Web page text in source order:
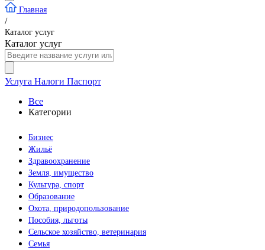
Главная
/
Каталог услуг
Каталог услуг
Услуга Налоги Паспорт
Все
Категории
Бизнес
Жильё
Здравоохранение
Земля, имущество
Культура, спорт
Образование
Охота, природопользование
Пособия, льготы
Сельское хозяйство, ветеринария
Семья